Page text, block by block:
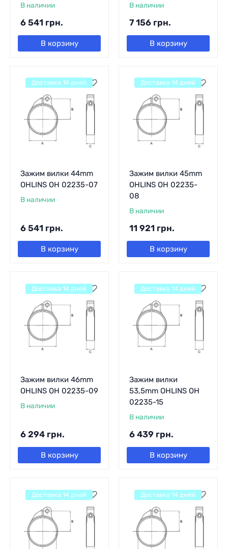
В наличии
6 541 грн.
В корзину
В наличии
7 156 грн.
В корзину
Зажим вилки 44mm
OHLINS OH 02235-07
В наличии
6 541 грн.
В корзину
Доставка 14 дней
Зажим вилки 45mm
OHLINS OH 02235-
08
В наличии
11 921 грн.
В корзину
Доставка 14 дней
Зажим вилки 46mm
OHLINS OH 02235-09
В наличии
6 294 грн.
В корзину
Доставка 14 дней
Зажим вилки
53,5mm OHLINS OH
02235-15
В наличии
6 439 грн.
В корзину
Доставка 14 дней
Доставка 14 дней Доставка 14 дней